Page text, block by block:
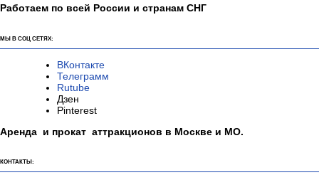
Работаем по всей России и странам СНГ
МЫ В СОЦ СЕТЯХ:
ВКонтакте
Телеграмм
Rutube
Дзен
Pinterest
Аренда и прокат аттракционов в Москве и МО.
КОНТАКТЫ: